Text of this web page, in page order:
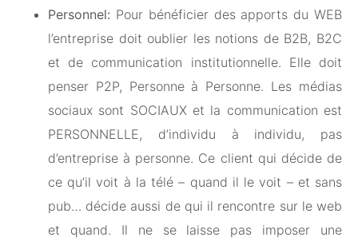
Personnel: Pour bénéficier des apports du WEB
l’entreprise doit oublier les notions de B2B, B2C
et de communication institutionnelle. Elle doit
penser P2P, Personne à Personne. Les médias
sociaux sont SOCIAUX et la communication est
PERSONNELLE, d’individu à individu, pas
d’entreprise à personne. Ce client qui décide de
ce qu’il voit à la télé – quand il le voit – et sans
pub… décide aussi de qui il rencontre sur le web
et quand. Il ne se laisse pas imposer une